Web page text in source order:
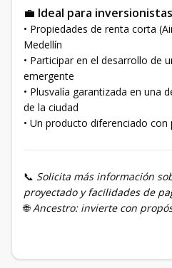
💼 Ideal para
• Propiedades de renta corta
Medellín
• Participar en el desarrollo de
emergente
• Plusvalía garantizada en una
de la ciudad
• Un producto diferenciado
📞 Solicita más información
proyectado y facilidades de
🌐Ancestro: invierte con